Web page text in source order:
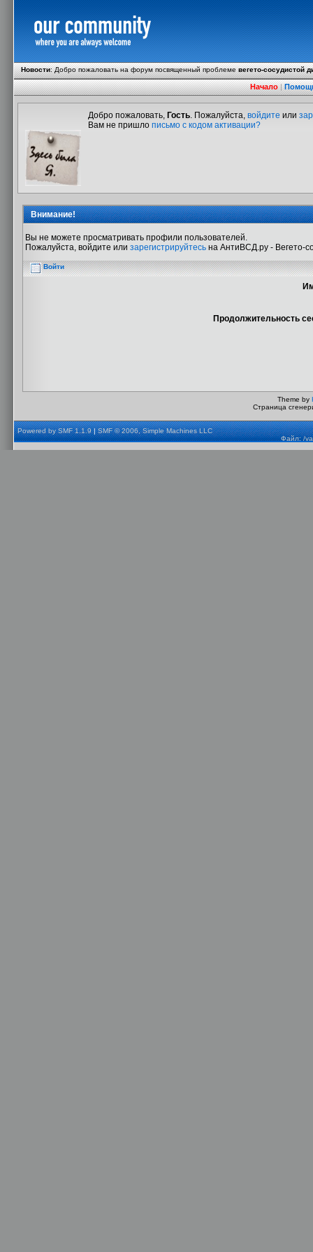
Новости:Добро пожаловать на форум посвященный проблемевегето-сосудистой
Начало|
Добро пожаловать, Гость. Пожалуйста, войдите или
Вам не пришло письмо с кодом активации?
Внимание!
Вы не можете просматривать профили пользователей.
Пожалуйста, войдите или зарегистрируйтесь на АнтиВСД.ру - Вегето-
Войти
Продолжительность
Theme by
Страница
Powered by SMF 1.1.9|SMF © 2006, Simple Machines LLC
Файл: /